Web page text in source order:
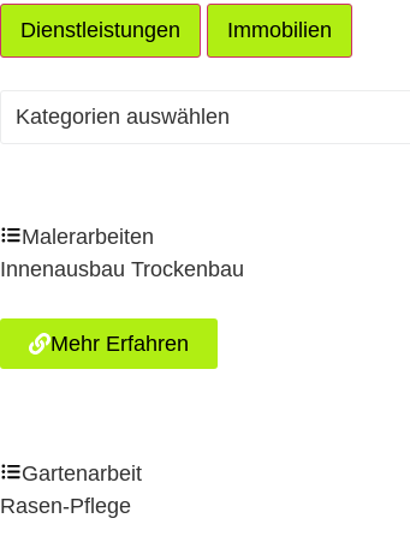
Dienstleistungen
Immobilien
Kategorien auswählen
Malerarbeiten
Innenausbau Trockenbau
Mehr Erfahren
Gartenarbeit
Rasen-Pflege